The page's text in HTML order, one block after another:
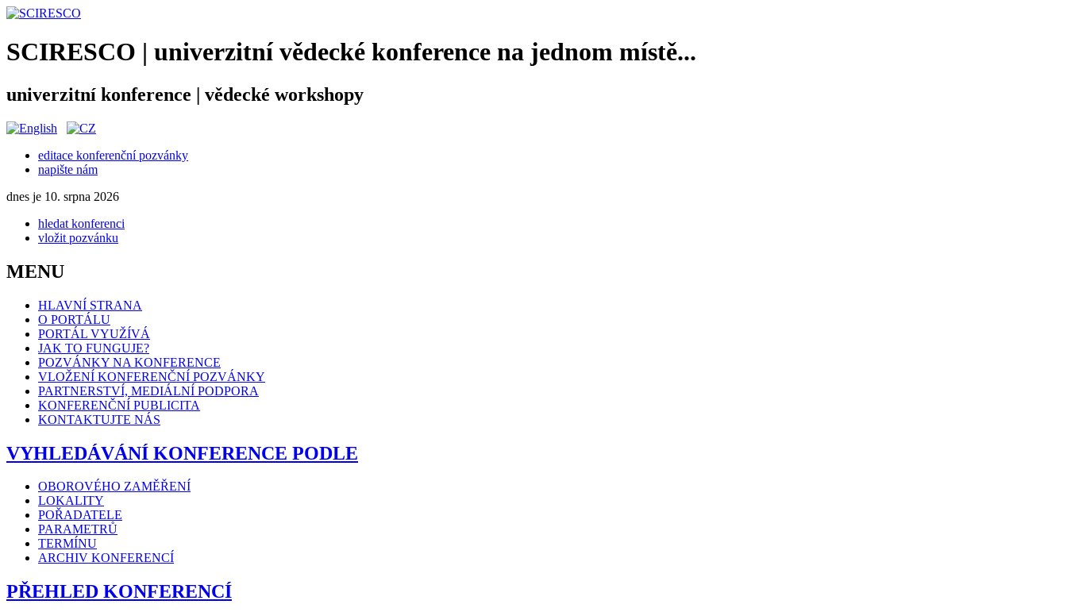
SCIRESCO | univerzitní vědecké konference na jednom místě...
univerzitní konference | vědecké workshopy
editace konferenční pozvánky
napište nám
dnes je 10. srpna 2026
hledat konferenci
vložit pozvánku
MENU
HLAVNÍ STRANA
O PORTÁLU
PORTÁL VYUŽÍVÁ
JAK TO FUNGUJE?
POZVÁNKY NA KONFERENCE
VLOŽENÍ KONFERENČNÍ POZVÁNKY
PARTNERSTVÍ, MEDIÁLNÍ PODPORA
KONFERENČNÍ PUBLICITA
KONTAKTUJTE NÁS
VYHLEDÁVÁNÍ KONFERENCE PODLE
OBOROVÉHO ZAMĚŘENÍ
LOKALITY
POŘADATELE
PARAMETRŮ
TERMÍNU
ARCHIV KONFERENCÍ
PŘEHLED KONFERENCÍ